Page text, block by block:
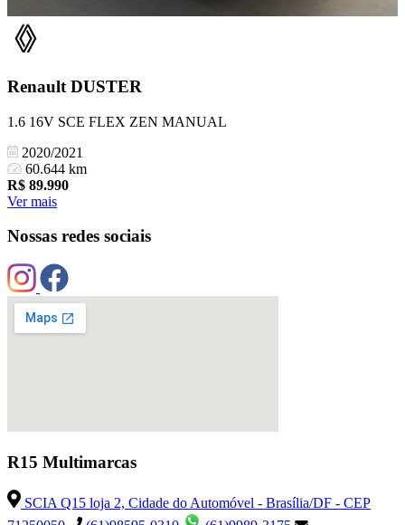
Renault DUSTER
1.6 16V SCE FLEX ZEN MANUAL
2020/2021
60.644 km
R$ 89.990
Ver mais
Nossas redes sociais
R15 Multimarcas
SCIA Q15 loja 2, Cidade do Automóvel - Brasília/DF - CEP